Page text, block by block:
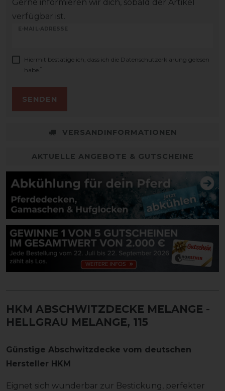
Gerne informieren wir dich, sobald der Artikel
verfügbar ist.
E-MAIL-ADRESSE
Hiermit bestätige ich, dass ich die Daten­schutz­erklärung gelesen
habe. *
SENDEN
VERSANDINFORMATIONEN
AKTUELLE ANGEBOTE & GUTSCHEINE
HKM ABSCHWITZDECKE MELANGE -
HELLGRAU MELANGE, 115
Günstige Abschwitzdecke vom deutschen
Hersteller HKM
Eignet sich wunderbar zur Bestickung, perfekter